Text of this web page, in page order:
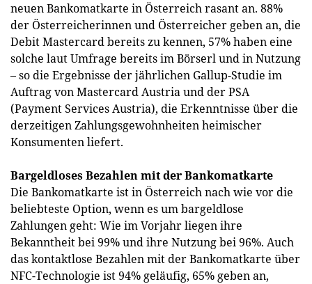
neuen Bankomatkarte in Österreich rasant an. 88%
der Österreicherinnen und Österreicher geben an, die
Debit Mastercard bereits zu kennen, 57% haben eine
solche laut Umfrage bereits im Börserl und in Nutzung
– so die Ergebnisse der jährlichen Gallup-Studie im
Auftrag von Mastercard Austria und der PSA
(Payment Services Austria), die Erkenntnisse über die
derzeitigen Zahlungsgewohnheiten heimischer
Konsumenten liefert.
Bargeldloses Bezahlen mit der Bankomatkarte
Die Bankomatkarte ist in Österreich nach wie vor die
beliebteste Option, wenn es um bargeldlose
Zahlungen geht: Wie im Vorjahr liegen ihre
Bekanntheit bei 99% und ihre Nutzung bei 96%. Auch
das kontaktlose Bezahlen mit der Bankomatkarte über
NFC-Technologie ist 94% geläufig, 65% geben an,